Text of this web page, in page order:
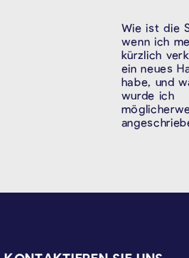
Wie ist die
wenn ich
kürzlich
ein neues
habe, und
wurde ich